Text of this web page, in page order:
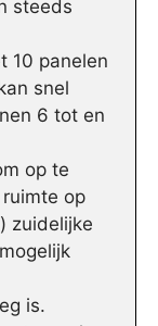
steeds
10 panelen
snel
6 tot en
op te
op
zuidelijke
is.